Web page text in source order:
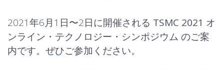
2021年6月1日〜2日に開催される TSMC 2021 オ
ンライン・テクノロジー・シンポジウム のご案
内です。ぜひご参加ください。